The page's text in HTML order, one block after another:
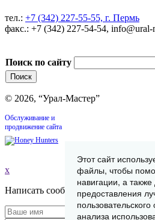
тел.: +7 (342) 227-55-55, г. Пермь
факс.: +7 (342) 227-54-54, info@ural-
Поиск по сайту
© 2026, “Урал-Мастер”
Обслуживание и
продвижение сайта
x
Написать сообщение
Этот сайт
файлы, чтобы
навигации, а также
предоставления
анализа